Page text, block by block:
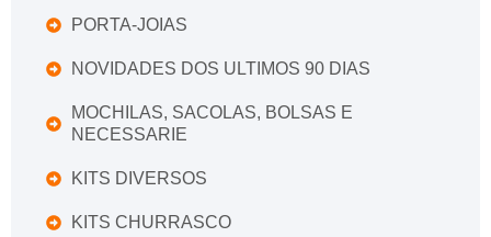
PORTA-JOIAS
NOVIDADES DOS ULTIMOS 90 DIAS
MOCHILAS, SACOLAS, BOLSAS E
NECESSARIE
KITS DIVERSOS
KITS CHURRASCO